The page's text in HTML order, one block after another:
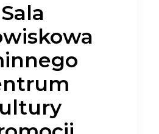
Sala